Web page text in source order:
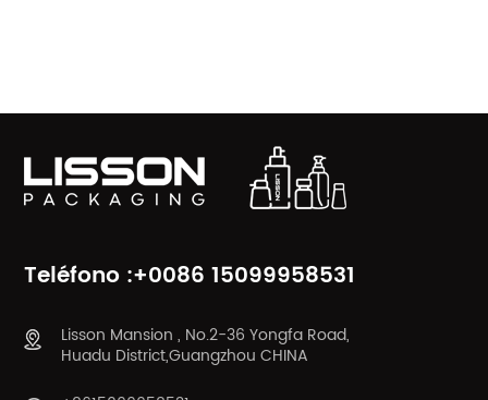
Teléfono :+0086 15099958531
Lisson Mansion , No.2-36 Yongfa Road,
Huadu District,Guangzhou CHINA